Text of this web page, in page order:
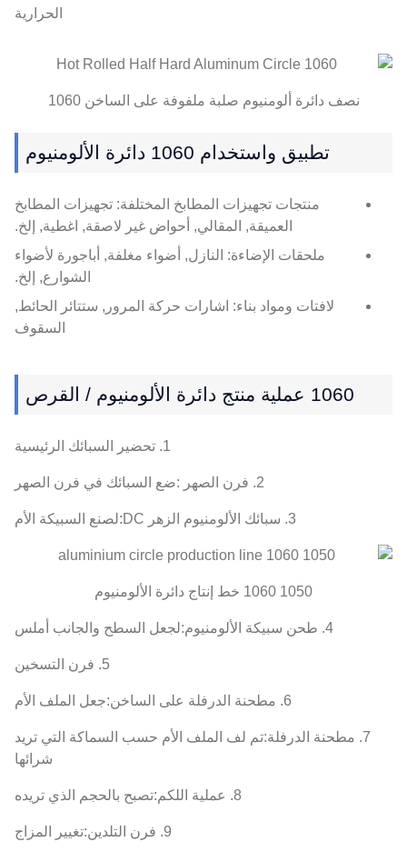
الحرارية
نصف دائرة ألومنيوم صلبة ملفوفة على الساخن 1060
تطبيق واستخدام 1060 دائرة الألومنيوم
منتجات تجهيزات المطابخ المختلفة: تجهيزات المطابخ
العميقة, المقالي, أحواض غير لاصقة, اغطية, إلخ.
ملحقات الإضاءة: النازل, أضواء مغلفة, أباجورة لأضواء
الشوارع, إلخ.
لافتات ومواد بناء: اشارات حركة المرور, ستتائر الحائط,
السقوف
1060 عملية منتج دائرة الألومنيوم / القرص
1. تحضير السبائك الرئيسية
2. فرن الصهر :ضع السبائك في فرن الصهر
3. سبائك الألومنيوم الزهر DC:لصنع السبيكة الأم
1050 1060 خط إنتاج دائرة الألومنيوم
4. طحن سبيكة الألومنيوم:لجعل السطح والجانب أملس
5. فرن التسخين
6. مطحنة الدرفلة على الساخن:جعل الملف الأم
7. مطحنة الدرفلة:تم لف الملف الأم حسب السماكة التي تريد
شرائها
8. عملية اللكم:تصبح بالحجم الذي تريده
9. فرن التلدين:تغيير المزاج